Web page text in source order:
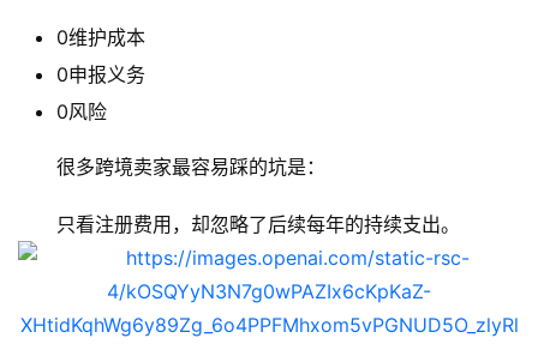
0维护成本
0申报义务
0风险
很多跨境卖家最容易踩的坑是：
只看注册费用，却忽略了后续每年的持续支出。